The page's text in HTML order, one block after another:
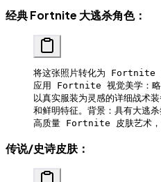
经典 Fortnite 大逃杀角色：
将这张照片转化为 Fortnite
应用 Fortnite 视觉美学：略
以真实服装为灵感的详细战术
和鲜明特征。背景：具有大
高质量 Fortnite 皮肤艺术，
传说/史诗皮肤：